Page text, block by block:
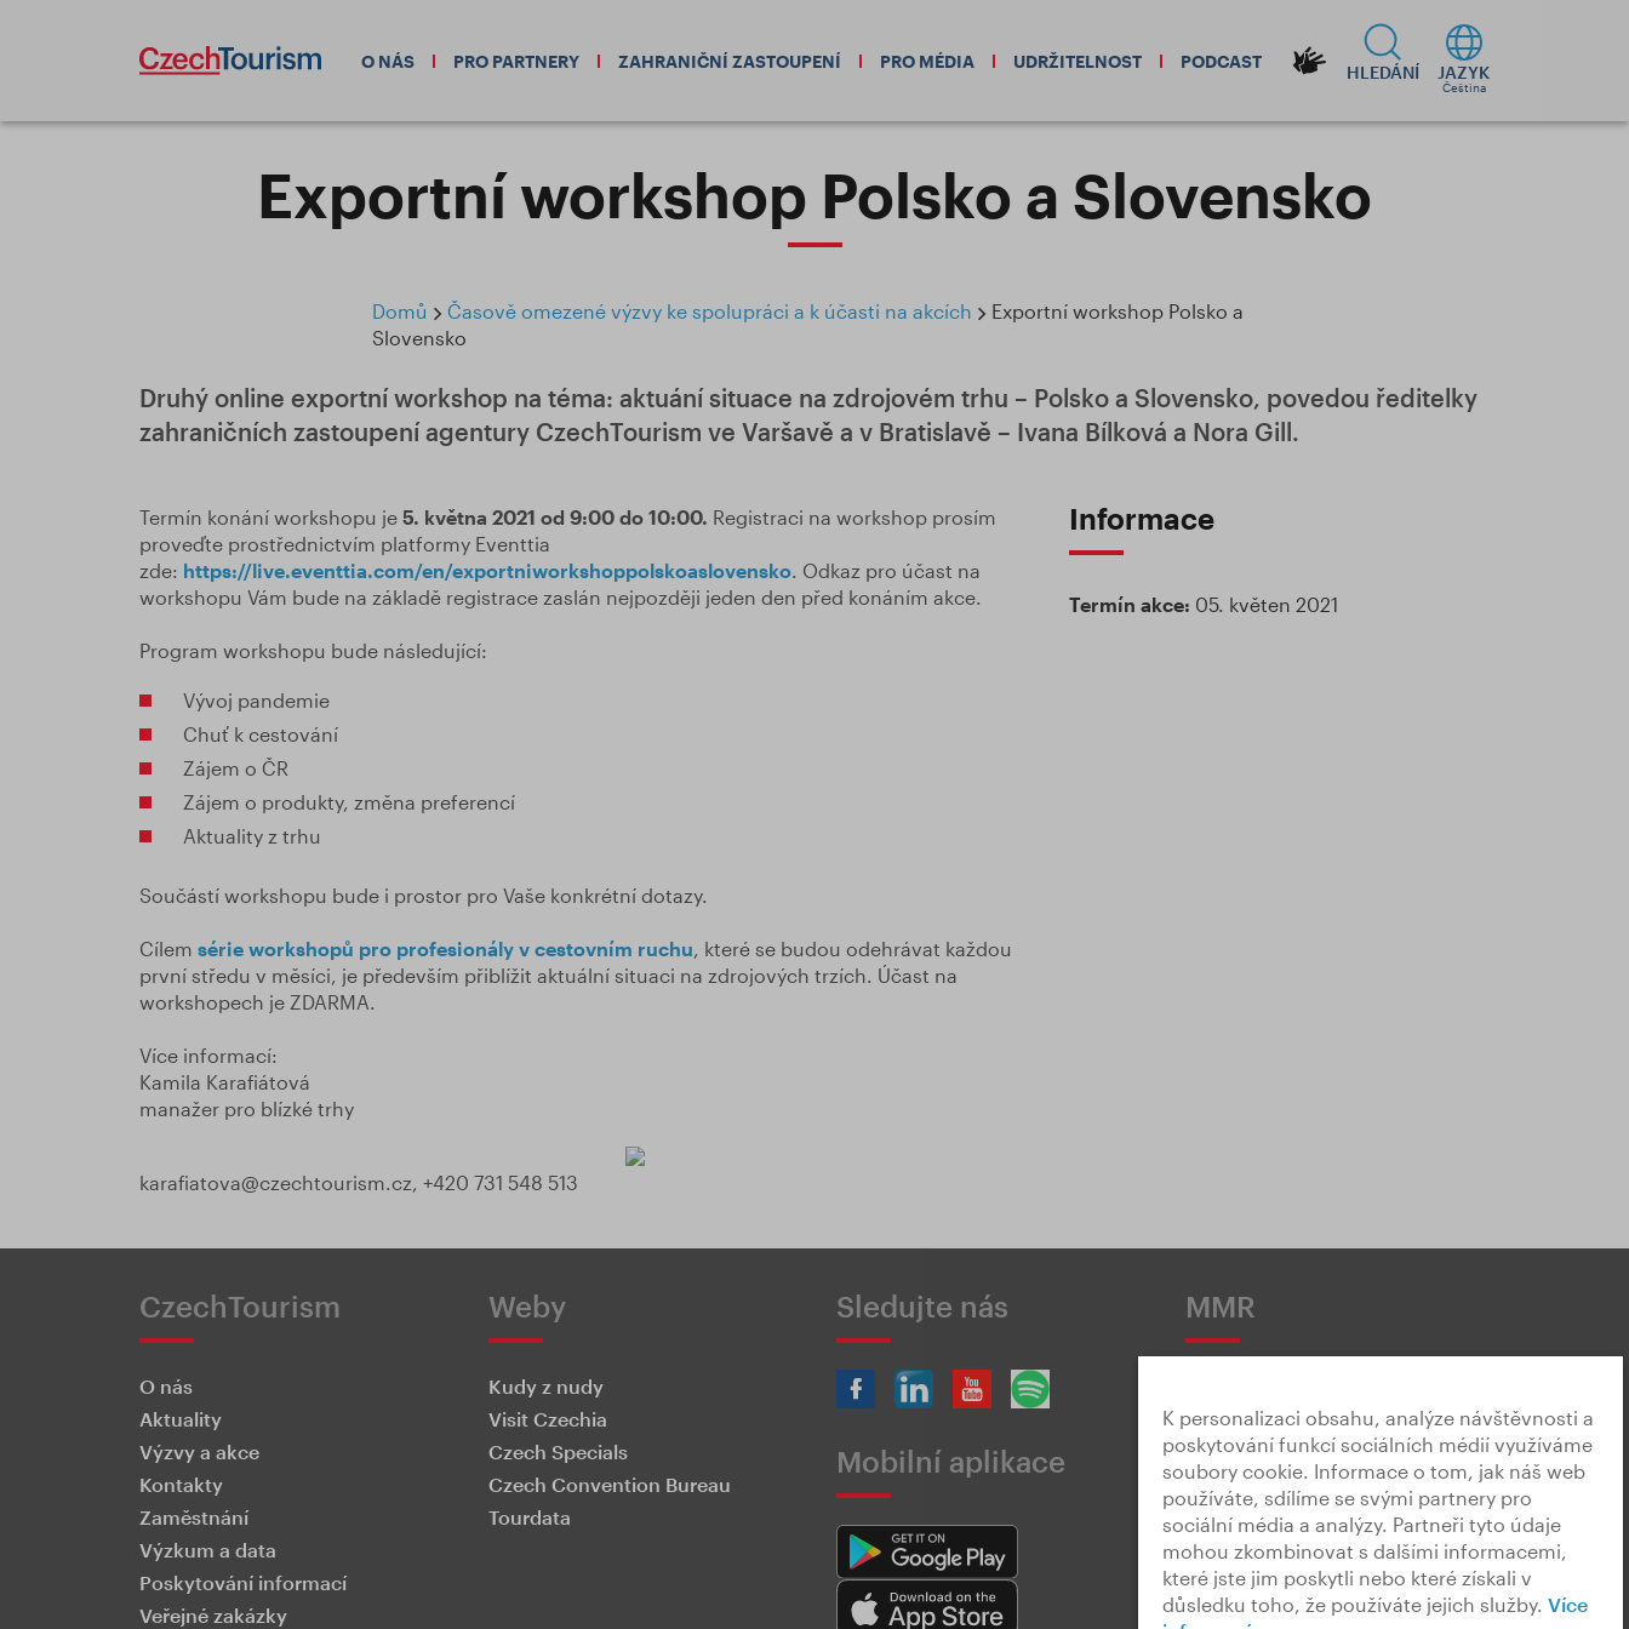
O NÁS PRO PARTNERY ZAHRANIČNÍ ZASTOUPENÍ PRO MÉDIA UDRŽITELNOST PODCAST
HLEDÁNÍ JAZYK
Čeština
Exportní workshop Polsko a Slovensko
Domů Časově omezené výzvy ke spolupráci a k účasti na akcích
Exportní workshop Polsko a
Slovensko
Druhý online exportní workshop na téma: aktuání situace na zdrojovém trhu – Polsko a Slovensko, povedou ředitelky
zahraničních zastoupení agentury CzechTourism ve Varšavě a v Bratislavě – Ivana Bílková a Nora Gill.
Termín konání workshopu je 5. května 2021 od 9:00 do 10:00. Registraci na workshop prosím
proveďte prostřednictvím platformy Eventtia
zde: https://live.eventtia.com/en/exportniworkshoppolskoaslovensko. Odkaz pro účast na
workshopu Vám bude na základě registrace zaslán nejpozději jeden den před konáním akce.
Program workshopu bude následující:
Vývoj pandemie
Chuť k cestování
Zájem o ČR
Zájem o produkty, změna preferencí
Aktuality z trhu
Součástí workshopu bude i prostor pro Vaše konkrétní dotazy.
Cílem série workshopů pro profesionály v cestovním ruchu, které se budou odehrávat každou
první středu v měsíci, je především přiblížit aktuální situaci na zdrojových trzích. Účast na
workshopech je ZDARMA.
Více informací:
Kamila Karafiátová
manažer pro blízké trhy
karafiatova@czechtourism.cz, +420 731 548 513
Informace
Termín akce: 05. květen 2021
CzechTourism
O nás
Aktuality
Výzvy a akce
Kontakty
Zaměstnání
Výzkum a data
Poskytování informací
Veřejné zakázky
Weby
Kudy z nudy
Visit Czechia
Czech Specials
Czech Convention Bureau
Tourdata
Sledujte nás
Mobilní aplikace
MMR
Snadné čtení
K personalizaci obsahu, analýze návštěvnosti a
poskytování funkcí sociálních médií využíváme
soubory cookie. Informace o tom, jak náš web
používáte, sdílíme se svými partnery pro
sociální média a analýzy. Partneři tyto údaje
mohou zkombinovat s dalšími informacemi,
které jste jim poskytli nebo které získali v
důsledku toho, že používáte jejich služby. Více